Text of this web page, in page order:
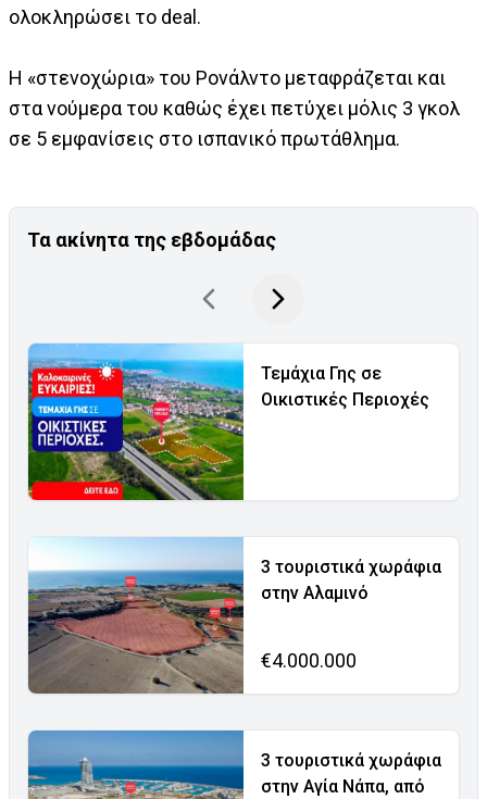
ολοκληρώσει το deal.
H «στενοχώρια» του Ρονάλντο μεταφράζεται και
στα νούμερα του καθώς έχει πετύχει μόλις 3 γκολ
σε 5 εμφανίσεις στο ισπανικό πρωτάθλημα.
Τα ακίνητα της εβδομάδας
Τεμάχια Γης σε
Οικιστικές Περιοχές
3 τουριστικά χωράφια
στην Αλαμινό
€4.000.000
3 τουριστικά χωράφια
στην Αγία Νάπα, από